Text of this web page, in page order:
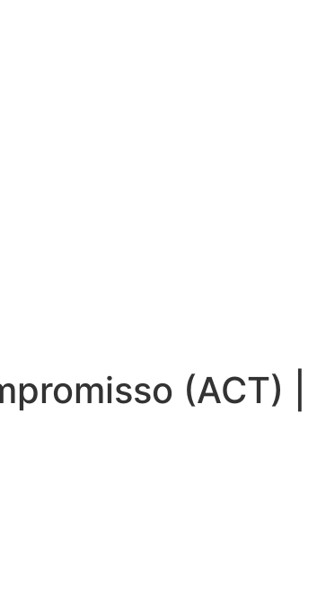
(ACT) |